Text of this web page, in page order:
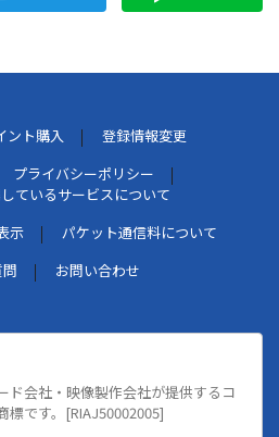
ント購入
登録情報変更
プライバシーポリシー
ているサービスについて
示
パケット通信料について
お問い合わせ
ド会社・映像製作会社が提供するコ
標です。[RIAJ50002005]